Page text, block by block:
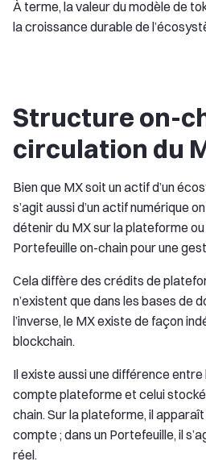
À terme, la valeur du modèle de
la croissance durable de
Structure on-
circulation du
Bien que MX soit un actif d’un
s’agit aussi d’un actif numérique
détenir du MX sur la plateforme
Portefeuille on-chain pour une
Cela diffère des crédits de
n’existent que dans les bases de
l’inverse, le MX existe de façon
blockchain.
Il existe aussi une différence entre
compte plateforme et celui
chain. Sur la plateforme, il
compte ; dans un Portefeuille, il
réel.